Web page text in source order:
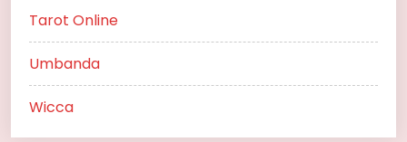
Tarot Online
Umbanda
Wicca